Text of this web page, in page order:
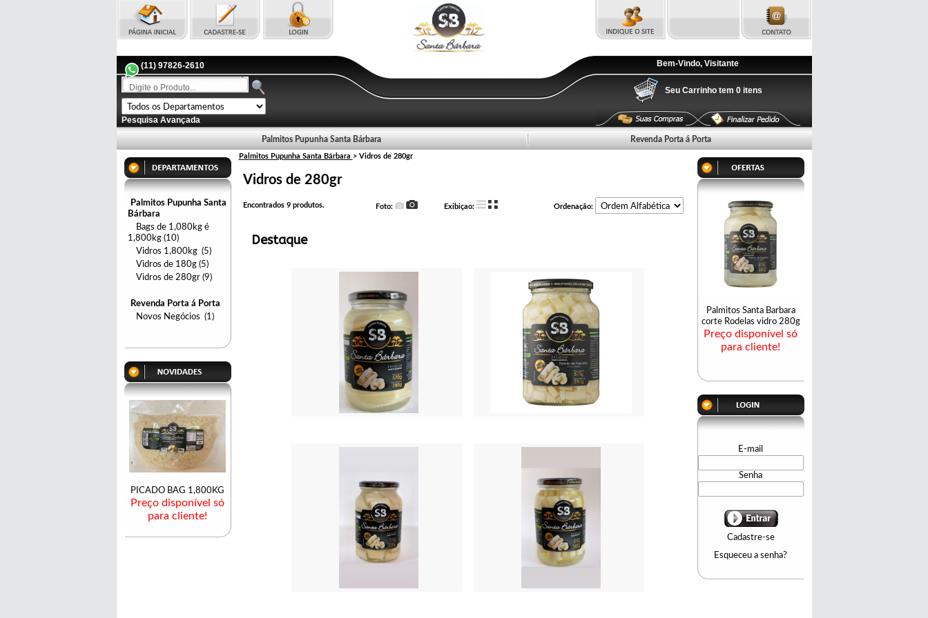
(11) 97826-2610
Pesquisa Avançada
Bem-Vindo, Visitante
Seu Carrinho tem 0 itens
Palmitos Pupunha Santa Bárbara Revenda Porta á Porta
Palmitos Pupunha Santa
Bárbara
Bags de 1,080kg é
1,800kg (10)
Vidros 1,800kg (5)
Vidros de 180g (5)
Vidros de 280gr (9)
Revenda Porta á Porta
Novos Negócios (1)
PICADO BAG 1,800KG
Preço disponível só
para cliente!
Palmitos Pupunha Santa Bárbara > Vidros de 280gr
Vidros de 280gr
Encontrados 9produtos. Foto: Exibiçao: Ordenação:
Destaque
Palmitos Santa Barbara
corte Rodelas vidro 280g
Preço disponível só
para cliente!
E-mail
Senha
Cadastre-se
Esqueceu a senha?